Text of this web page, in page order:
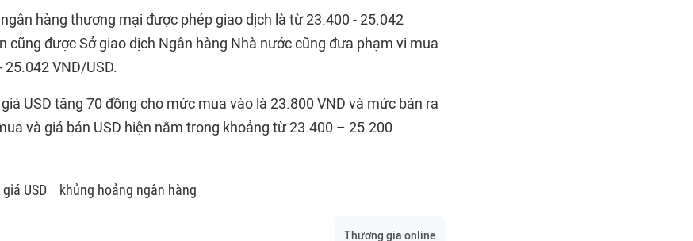
hàng thương mại được phép giao dịch là từ 23.400 - 25.042
cũng được Sở giao dịch Ngân hàng Nhà nước cũng đưa phạm vi mua
VND/USD.
USD tăng 70 đồng cho mức mua vào là 23.800 VND và mức bán ra
và giá bán USD hiện nằm trong khoảng từ 23.400 – 25.200
giá USD khủng hoảng ngân hàng
Thương gia online